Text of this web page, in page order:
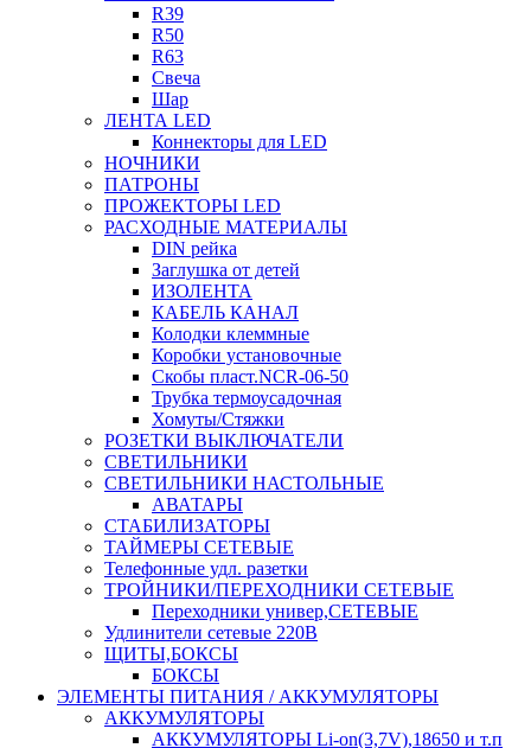
R39
R50
R63
Свеча
Шар
ЛЕНТА LED
Коннекторы для LED
НОЧНИКИ
ПАТРОНЫ
ПРОЖЕКТОРЫ LED
РАСХОДНЫЕ МАТЕРИАЛЫ
DIN рейка
Заглушка от детей
ИЗОЛЕНТА
КАБЕЛЬ КАНАЛ
Колодки клеммные
Коробки установочные
Скобы пласт.NCR-06-50
Трубка термоусадочная
Хомуты/Стяжки
РОЗЕТКИ ВЫКЛЮЧАТЕЛИ
СВЕТИЛЬНИКИ
СВЕТИЛЬНИКИ НАСТОЛЬНЫЕ
АВАТАРЫ
СТАБИЛИЗАТОРЫ
ТАЙМЕРЫ СЕТЕВЫЕ
Телефонные удл. разетки
ТРОЙНИКИ/ПЕРЕХОДНИКИ СЕТЕВЫЕ
Переходники универ,СЕТЕВЫЕ
Удлинители сетевые 220В
ЩИТЫ,БОКСЫ
БОКСЫ
ЭЛЕМЕНТЫ ПИТАНИЯ / АККУМУЛЯТОРЫ
АККУМУЛЯТОРЫ
АККУМУЛЯТОРЫ Li-on(3,7V),18650 и т.п